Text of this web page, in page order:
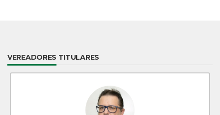
VEREADORES TITULARES